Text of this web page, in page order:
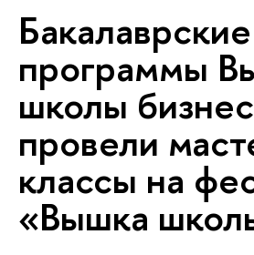
Бакалаврские
программы
школы
провели
классы на
«Вышка